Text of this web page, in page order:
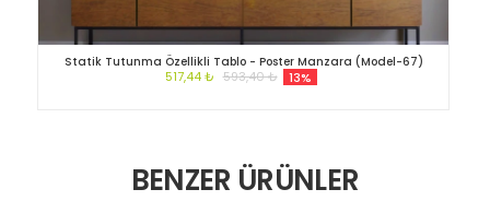
Statik Tutunma Özellikli Tablo - Poster Manzara (Model-67)
517,44 ₺ 593,40 ₺ 13%
BENZER ÜRÜNLER